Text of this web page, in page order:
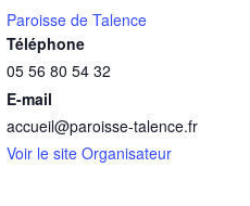
Paroisse de Talence
Téléphone
05 56 80 54 32
E-mail
accueil@paroisse-talence.fr
Voir le site Organisateur